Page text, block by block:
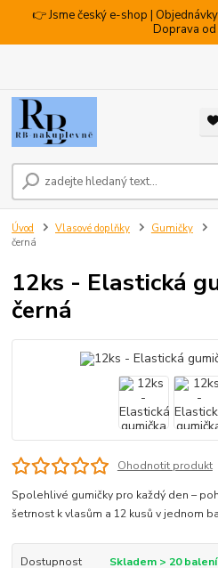
👉 Jsme český e-shop |
Doprava od
Úvod Vlasové doplňky Gumičky
černá
12ks - Elastická
černá
Ohodnotit produkt
Spolehlivé gumičky pro každý den –
šetrnost k vlasům a 12 kusů v jednom
Dostupnost Skladem > 20 balení